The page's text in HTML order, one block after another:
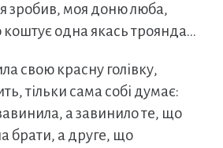
зробив, моя доню люба,
одна якась троянда…
свою красну голівку,
тільки сама собі думає:
а завинило те, що
брати, а друге, що